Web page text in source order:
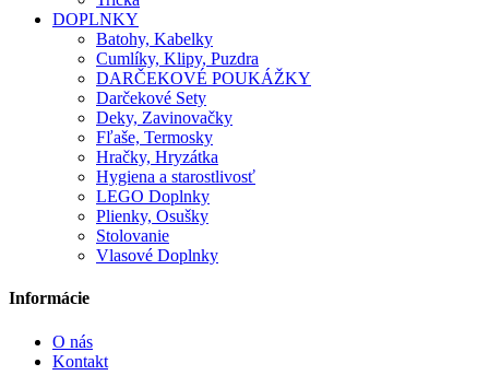
DOPLNKY
Batohy, Kabelky
Cumlíky, Klipy, Puzdra
DARČEKOVÉ POUKÁŽKY
Darčekové Sety
Deky, Zavinovačky
Fľaše, Termosky
Hračky, Hryzátka
Hygiena a starostlivosť
LEGO Doplnky
Plienky, Osušky
Stolovanie
Vlasové Doplnky
Informácie
O nás
Kontakt